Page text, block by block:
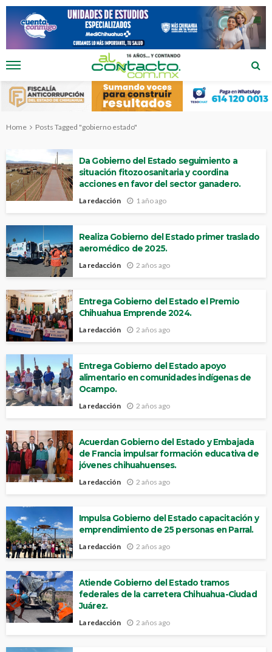
Home Posts Tagged "gobierno estado"
Da Gobierno del Estado seguimiento a
situación fitozoosanitaria y coordina
acciones en favor del sector ganadero.
La redacción 1 año ago
Realiza Gobierno del Estado primer traslado
aeromédico de 2025.
La redacción 2 años ago
Entrega Gobierno del Estado el Premio
Chihuahua Emprende 2024.
La redacción 2 años ago
Entrega Gobierno del Estado apoyo
alimentario en comunidades indígenas de
Ocampo.
La redacción 2 años ago
Acuerdan Gobierno del Estado y Embajada
de Francia impulsar formación educativa de
jóvenes chihuahuenses.
La redacción 2 años ago
Impulsa Gobierno del Estado capacitación y
emprendimiento de 25 personas en Parral.
La redacción 2 años ago
Atiende Gobierno del Estado tramos
federales de la carretera Chihuahua-Ciudad
Juárez.
La redacción 2 años ago